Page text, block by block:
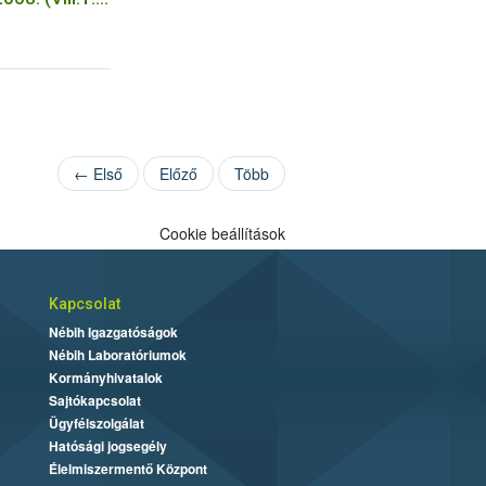
← Első Előző Több
Cookie beállítások
Kapcsolat
Nébih Igazgatóságok
Nébih Laboratóriumok
Kormányhivatalok
Sajtókapcsolat
Ügyfélszolgálat
Hatósági jogsegély
Élelmiszermentő Központ